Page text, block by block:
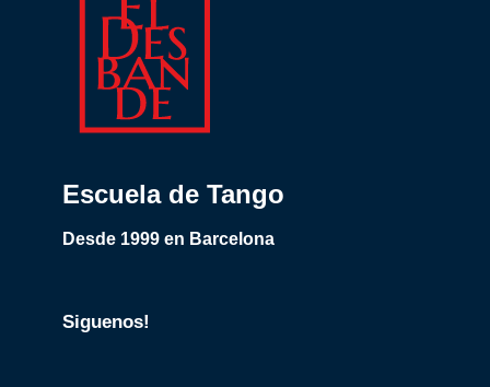
Escuela de Tango
Desde 1999 en Barcelona
Siguenos!